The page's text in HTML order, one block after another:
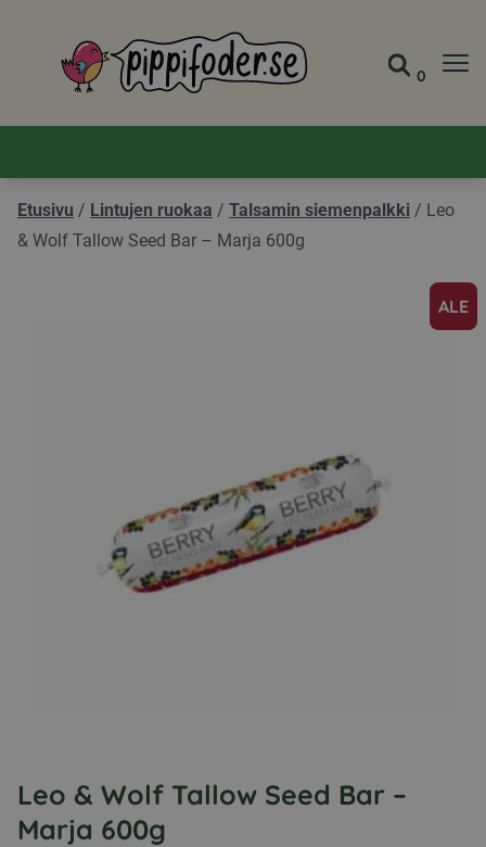
Pippifoder logo Siirry
0
Etusivu / Lintujen ruokaa / Talsamin siemenpalkki / Leo
& Wolf Tallow Seed Bar – Marja 600g
ALE
Leo & Wolf Tallow Seed Bar –
Marja 600g